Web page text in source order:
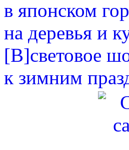
в японском
на деревья и
[B]световое
к зимним